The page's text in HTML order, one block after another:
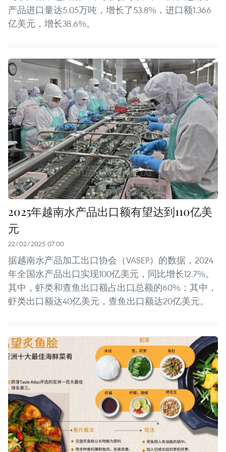
产品进口量达5.05万吨，增长了53.8%，进口额1.366
亿美元，增长38.6%。
2025年越南水产品出口额有望达到110亿美
元
22/02/2025 07:00
据越南水产品加工出口协会（VASEP）的数据，2024
年全国水产品出口实现100亿美元，同比增长12.7%。
其中，虾类和查鱼出口额占出口总额的60%；其中，
虾类出口额达40亿美元，查鱼出口额达20亿美元。